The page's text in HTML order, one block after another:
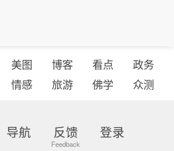
美图 博客 看点
政务
情感 旅游 佛学 众测
导航 反馈 登录